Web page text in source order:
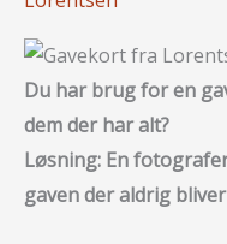
Du har brug for en
dem der har alt?
Løsning: En
gaven der aldrig